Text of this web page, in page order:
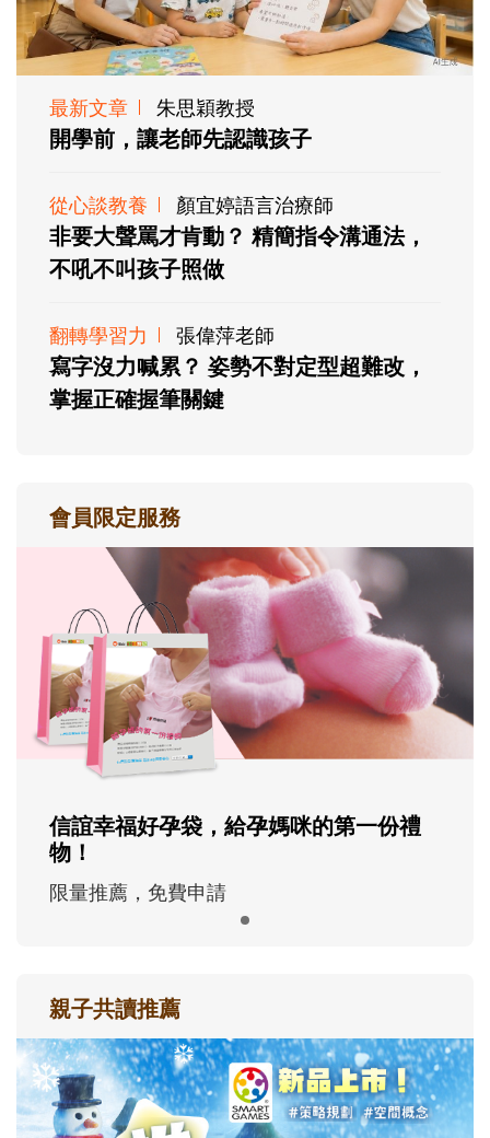
最新文章 朱思穎教授
開學前，讓老師先認識孩子
從心談教養 顏宜婷語言治療師
非要大聲罵才肯動？ 精簡指令溝通法，
不吼不叫孩子照做
翻轉學習力 張偉萍老師
寫字沒力喊累？ 姿勢不對定型超難改，
掌握正確握筆關鍵
會員限定服務
信誼幸福好孕袋，給孕媽咪的第一份禮
物！
限量推薦，免費申請
親子共讀推薦